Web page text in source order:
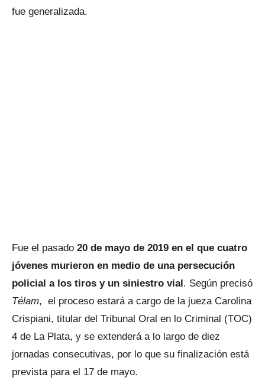
fue generalizada.
Fue el pasado 20 de mayo de 2019 en el que cuatro
jóvenes murieron en medio de una persecución
policial a los tiros y un siniestro vial. Según precisó
Télam, el proceso estará a cargo de la jueza Carolina
Crispiani, titular del Tribunal Oral en lo Criminal (TOC)
4 de La Plata, y se extenderá a lo largo de diez
jornadas consecutivas, por lo que su finalización está
prevista para el 17 de mayo.